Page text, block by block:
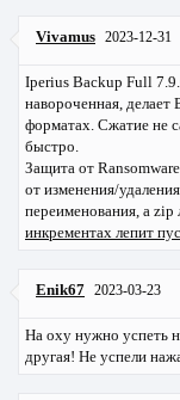
Vivamus 2023-12-31
Iperius Backup Full
навороченная, делает
форматах. Сжатие не
быстро.
Защита от
от изменения/
переименования, а
инкрементах лепит
Enik67 2023-03-23
На oxy нужно успеть
другая! Не успели